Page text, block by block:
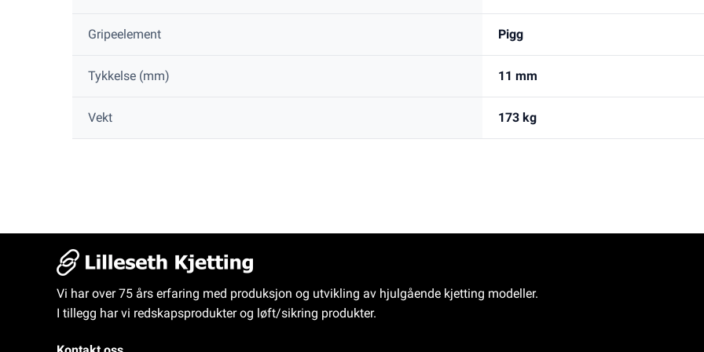
Gripeelement Pigg
Tykkelse (mm) 11 mm
Vekt 173 kg
Vi har over 75 års erfaring med produksjon og utvikling av hjulgående kjetting modeller.
I tillegg har vi redskapsprodukter og løft/sikring produkter.